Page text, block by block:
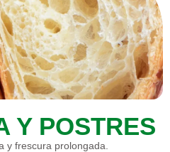
Y POSTRES
y frescura prolongada.